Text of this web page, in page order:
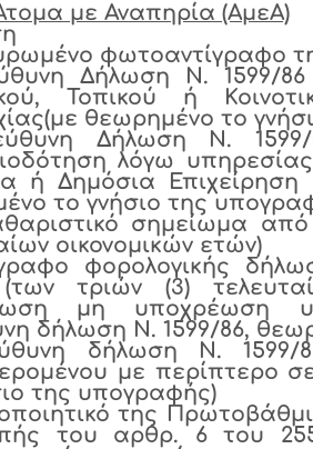
με Αναπηρία (ΑμεΑ)
φωτοαντίγραφο
Δήλωση Ν. 1599/86
Τοπικού ή
θεωρημένο το
Δήλωση Ν.
λόγω
ή Δημόσια
το γνήσιο της
σημείωμα
οικονομικών ετών)
φορολογικής
τριών (3)
μη υποχρέωση
δήλωση Ν. 1599/86,
δήλωση Ν. 1599/
με περίπτερο
της υπογραφής)
της
του αρθρ. 6 του